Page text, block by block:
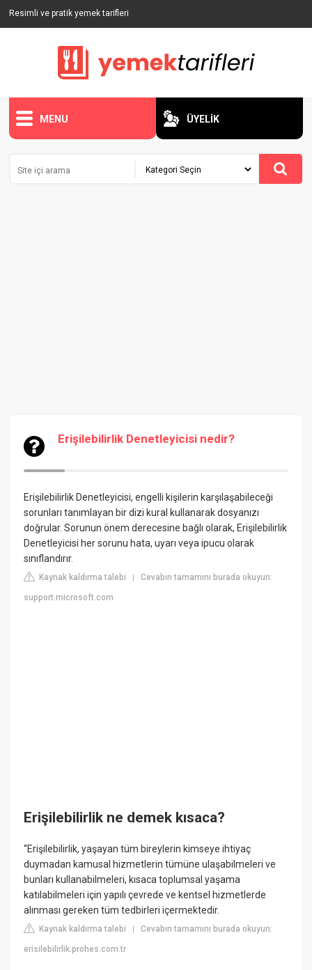
Resimli ve pratik yemek tarifleri
MENU ÜYELİK
Erişilebilirlik Denetleyicisi nedir?
Erişilebilirlik Denetleyicisi, engelli kişilerin karşılaşabileceği
sorunları tanımlayan bir dizi kural kullanarak dosyanızı
doğrular. Sorunun önem derecesine bağlı olarak, Erişilebilirlik
Denetleyicisi her sorunu hata, uyarı veya ipucu olarak
sınıflandırır.
Kaynak kaldırma talebi |Cevabın tamamını burada okuyun:
support.microsoft.com
Erişilebilirlik ne demek kısaca?
“Erişilebilirlik, yaşayan tüm bireylerin kimseye ihtiyaç
duymadan kamusal hizmetlerin tümüne ulaşabilmeleri ve
bunları kullanabilmeleri, kısaca toplumsal yaşama
katılabilmeleri için yapılı çevrede ve kentsel hizmetlerde
alınması gereken tüm tedbirleri içermektedir.
Kaynak kaldırma talebi |Cevabın tamamını burada okuyun:
erisilebilirlik.prohes.com.tr